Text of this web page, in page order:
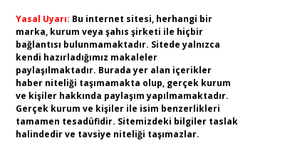
Yasal Uyarı: Bu internet sitesi, herhangi bir
marka, kurum veya şahıs şirketi ile hiçbir
bağlantısı bulunmamaktadır. Sitede yalnızca
kendi hazırladığımız makaleler
paylaşılmaktadır. Burada yer alan içerikler
haber niteliği taşımamakta olup, gerçek kurum
ve kişiler hakkında paylaşım yapılmamaktadır.
Gerçek kurum ve kişiler ile isim benzerlikleri
tamamen tesadüfidir. Sitemizdeki bilgiler taslak
halindedir ve tavsiye niteliği taşımazlar.